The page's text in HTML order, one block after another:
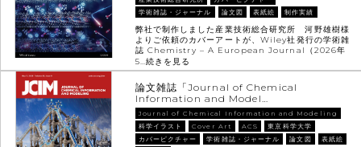
学術雑誌・ジャーナル
論文図 表紙絵 制作実績
弊社で制作しました産業技術総合研究所 河野雄樹様
よりご依頼のカバーアートが、Wiley社発行の学術雑
誌 Chemistry – A European Journal（2026年
5…続きを見る
論文雑誌「Journal of Chemical
Information and Model…
Journal of Chemical Information and Modeling
科学イラスト
Cover Art ACS
東京科学大学
カバーピクチャー
学術雑誌・ジャーナル 論文図
表紙絵